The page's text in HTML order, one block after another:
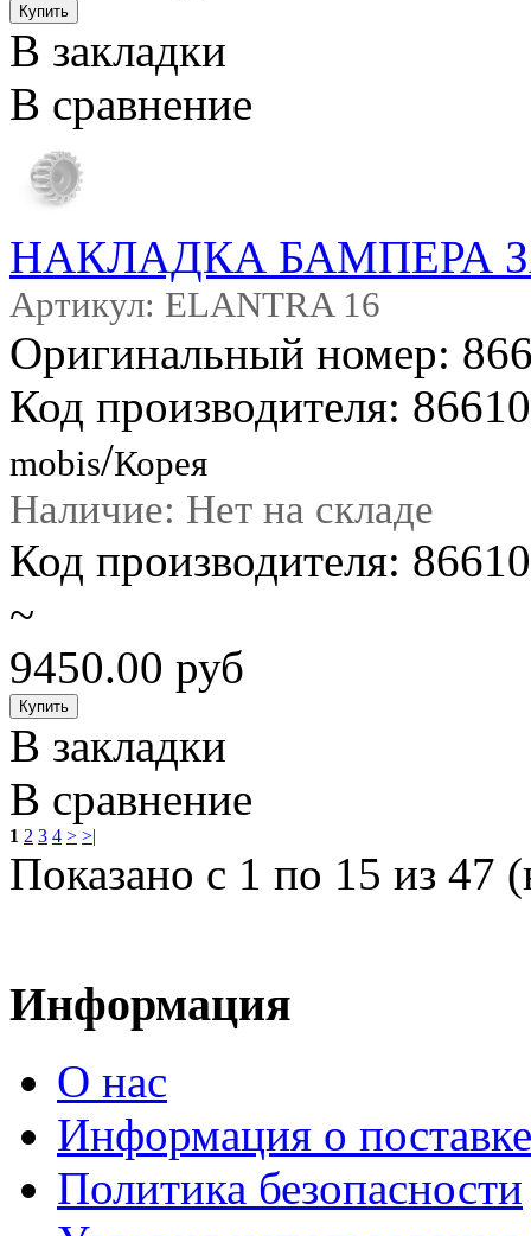
В закладки
В сравнение
НАКЛАДКА БАМПЕРА
Артикул: ELANTRA 16
Оригинальный номер:
Код производителя:
mobis/Корея
Наличие: Нет на складе
Код производителя:
~
9450.00 руб
В закладки
В сравнение
1 2 3 4 > >|
Показано с 1 по 15 из 47
Информация
О нас
Информация о поставке
Политика безопасности